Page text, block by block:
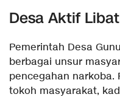
Desa Aktif
Pemerintah Desa
berbagai unsur
pencegahan narkoba.
tokoh masyarakat,